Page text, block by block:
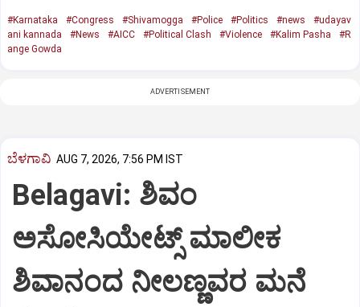
#Karnataka #Congress #Shivamogga #Police #Politics #news
#udayav
ani kannada
#News #AICC #Political Clash #Violence #Kalim Pasha
#R
ange Gowda
ADVERTISEMENT
ಬೆಳಗಾವಿ AUG 7, 2026, 7:56 PM IST
Belagavi: ಶಿವಂ
ಅಸೋಸಿಯೇಟ್ಸ್ ಮಾಲೀಕ
ಶಿವಾನಂದ ನೀಲಣ್ಣವರ ಮನೆ